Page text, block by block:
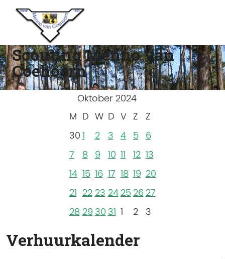
Scouting Menno van
Coehoorn
Oktober 2024
M D W D V Z
Z
30 1 2 3 4 5
6
7
8 9 10 11 12 13
14 15 16 17 18 19 20
21 22 23 24 25 26 27
28 29 30 31 1 2 3
Verhuurkalender